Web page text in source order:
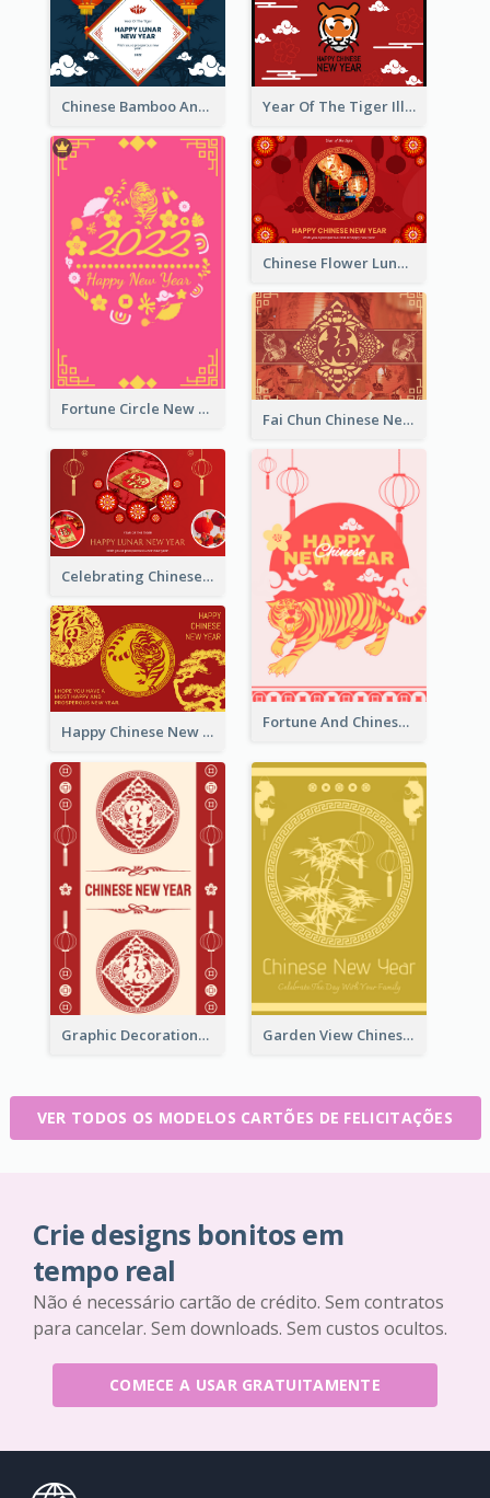
Chinese Bamboo And Lanterns New Year Greeting Card Year Of The Tiger Illustration Chinese New Year Greeting Card
Fortune Circle New Year Greeting Card
Chinese Flower Lunar New Year Greeting Card
Fai Chun Chinese New Year Greeting Card
Celebrating Chinese New Year Greeting Card
Fortune And Chinese New Year Greeting Card
Happy Chinese New Year Greeting Card With Circle illustrations
Graphic Decorations Chinese New Year Greeting Card Garden View Chinese New Year Greeting Card
VER TODOS OS MODELOS CARTÕES DE FELICITAÇÕES
Crie designs bonitos em
tempo real
Não é necessário cartão de crédito. Sem contratos
para cancelar. Sem downloads. Sem custos ocultos.
COMECE A USAR GRATUITAMENTE